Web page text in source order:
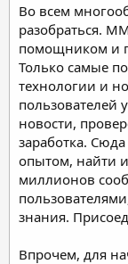
Во всем
разобраться.
помощником и
Только самые
технологии и
пользователей
новости,
заработка.
опытом, найти
миллионов
знания.
Впрочем, для